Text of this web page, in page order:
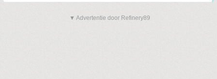
▼ Advertentie door Refinery89